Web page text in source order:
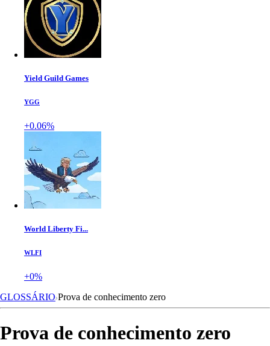
Yield Guild Games
YGG
+0.06%
World Liberty Fi...
WLFI
+0%
GLOSSÁRIO Prova de conhecimento zero
Prova de conhecimento zero